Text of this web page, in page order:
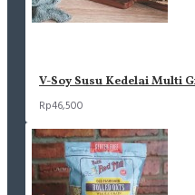
V-Soy Susu Kedelai Multi
Rp46,500